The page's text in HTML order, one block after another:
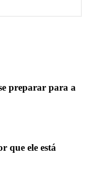
preparar para a
que ele está